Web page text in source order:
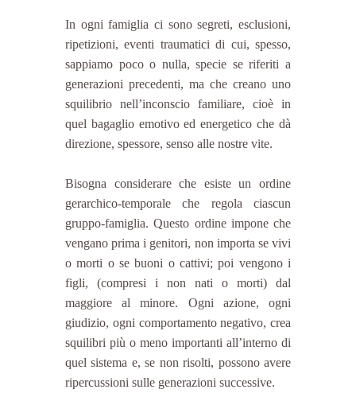
In ogni famiglia ci sono segreti, esclusioni,
ripetizioni, eventi traumatici di cui, spesso,
sappiamo poco o nulla, specie se riferiti a
generazioni precedenti, ma che creano uno
squilibrio nell’inconscio familiare, cioè in
quel bagaglio emotivo ed energetico che dà
direzione, spessore, senso alle nostre vite.
Bisogna considerare che esiste un ordine
gerarchico-temporale che regola ciascun
gruppo-famiglia. Questo ordine impone che
vengano prima i genitori, non importa se vivi
o morti o se buoni o cattivi; poi vengono i
figli, (compresi i non nati o morti) dal
maggiore al minore. Ogni azione, ogni
giudizio, ogni comportamento negativo, crea
squilibri più o meno importanti all’interno di
quel sistema e, se non risolti, possono avere
ripercussioni sulle generazioni successive.